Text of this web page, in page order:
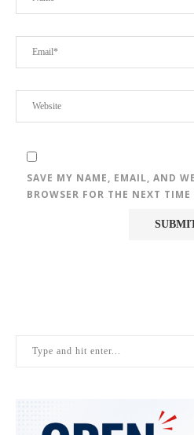
SAVE MY NAME, EMAIL, AND
BROWSER FOR THE NEXT